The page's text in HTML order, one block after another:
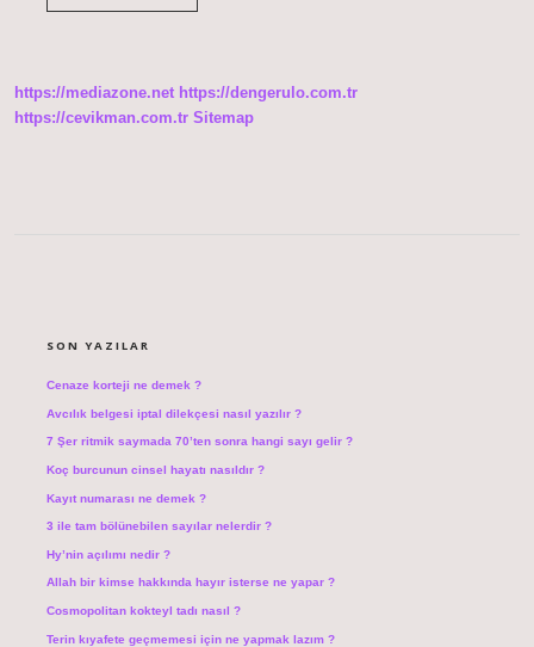
https://mediazone.net https://dengerulo.com.tr
https://cevikman.com.tr Sitemap
SON YAZILAR
Cenaze korteji ne demek ?
Avcılık belgesi iptal dilekçesi nasıl yazılır ?
7 Şer ritmik saymada 70’ten sonra hangi sayı gelir ?
Koç burcunun cinsel hayatı nasıldır ?
Kayıt numarası ne demek ?
3 ile tam bölünebilen sayılar nelerdir ?
Hy’nin açılımı nedir ?
Allah bir kimse hakkında hayır isterse ne yapar ?
Cosmopolitan kokteyl tadı nasıl ?
Terin kıyafete geçmemesi için ne yapmak lazım ?